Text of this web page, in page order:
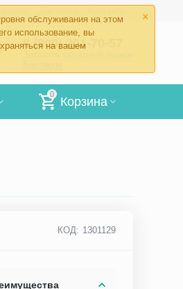
×
обслуживания на этом
использование, вы
на вашем
8 (800) 201-70-57
0
Корзина
КОД: 1301129